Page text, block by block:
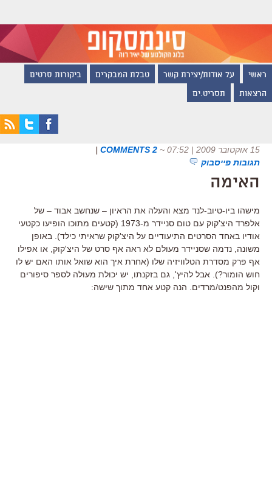
ראשי על אודות/יצירת קשר טבלת המבקרים ביקורות סרטים
הרצאות תסריט.ים
15 אוקטובר 2009 | 07:52 ~
2 COMMENTS
|
תגובות פייסבוק
האימה
מישהו ביו-טיוב-לנד מצא והעלה את הראיון – שנחשב אבוד – של
אלפרד היצ'קוק עם טום סניידר מ-1973 (קטעים מתוכו הופיעו כקטעי
אודיו באחד הסרטים התיעודיים על היצ'קוק שראיתי כילד). באופן
משונה, נדמה שסניידר מעולם לא ראה אף סרט של היצ'קוק, או אפילו
אף פרק מסדרת הטלוויזיה שלו (אחרת איך הוא שואל אותו האם יש לו
חוש הומור?). אבל להיץ', גם בזקנתו, יש יכולת מעולה לספר סיפורים
וקול מהפנט/מרדים. הנה קטע אחד מתוך שישה: